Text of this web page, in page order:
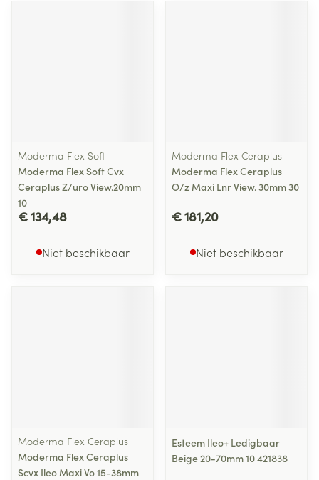
Moderma Flex Soft
Moderma Flex Soft Cvx
Ceraplus Z/uro View.20mm
10
€ 134,48
Niet beschikbaar
Moderma Flex Ceraplus
Moderma Flex Ceraplus
O/z Maxi Lnr View. 30mm 30
€ 181,20
Niet beschikbaar
Moderma Flex Ceraplus
Moderma Flex Ceraplus
Scvx Ileo Maxi Vo 15-38mm
Esteem Ileo+ Ledigbaar
Beige 20-70mm 10 421838